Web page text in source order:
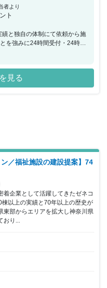
者より
ト
と独自の体制にて依頼から施
を強みに24時間受付・24時間
ポートができることも特徴で
掛けてきました。今回、不動
営の提案等幅広い業務に携わ
りました。まずは、ご自身の
長年の実績とノウハウを持っ
事の中身を細かくチェックす
供が可能です。ご自身の豊富
見る
／福祉施設の建設提案】74
着企業として活躍してきたゼネコ
棟以上の実績と70年以上の歴史が
東部からエリアを拡大し神奈川県
おり...